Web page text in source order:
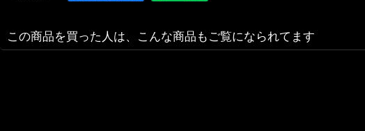
この商品を買った人は、こんな商品もご覧になられてます